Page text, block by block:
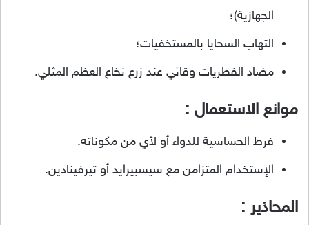
الجهازية)؛
التهاب السحايا بالمستخفيات؛
مضاد الفطريات وقائي عند زرع نخاع العظم المثلي.
موانع الاستعمال :
فرط الحساسية للدواء أو لأي من مكوناته.
الإستخدام المتزامن مع سيسبيرايد أو تيرفينادين.
المحاذير :